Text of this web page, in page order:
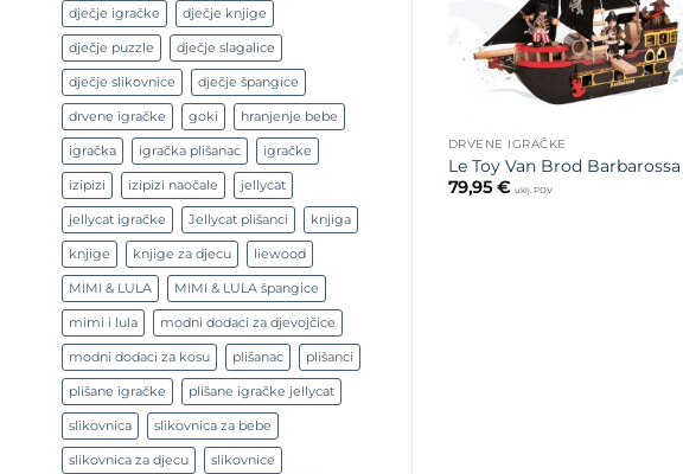
dječje igračke dječje knjige
dječje puzzle dječje slagalice
dječje slikovnice dječje špangice
drvene igračke goki hranjenje bebe
igračka igračka plišanac igračke
izipizi izipizi naočale jellycat
jellycat igračke Jellycat plišanci knjiga
knjige knjige za djecu liewood
MIMI & LULA MIMI & LULA špangice
mimi i lula modni dodaci za djevojčice
modni dodaci za kosu plišanac plišanci
plišane igračke plišane igračke jellycat
slikovnica slikovnica za bebe
slikovnica za djecu slikovnice
DRVENE IGRAČKE
Le Toy Van Brod Barbarossa
79,95 € uklj. PDV